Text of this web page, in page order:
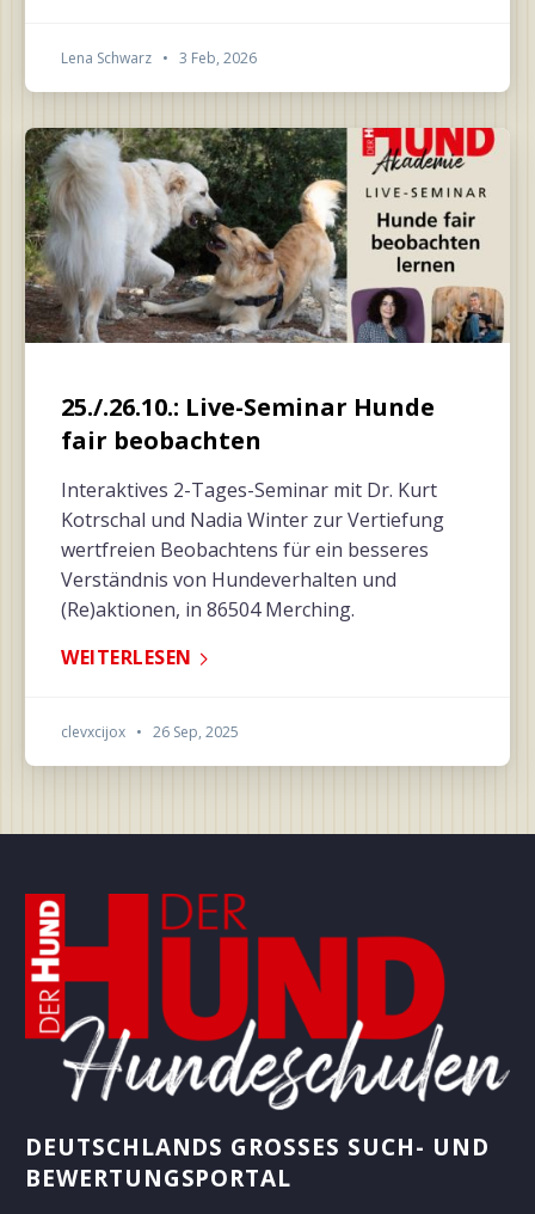
Lena Schwarz • 3 Feb, 2026
25./.26.10.: Live-Seminar Hunde
fair beobachten
Interaktives 2-Tages-Seminar mit Dr. Kurt
Kotrschal und Nadia Winter zur Vertiefung
wertfreien Beobachtens für ein besseres
Verständnis von Hundeverhalten und
(Re)aktionen, in 86504 Merching.
WEITERLESEN
clevxcijox • 26 Sep, 2025
DEUTSCHLANDS GROSSES SUCH- UND B
EWERTUNGSPORTAL